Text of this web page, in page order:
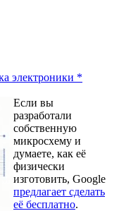
электроники *
Если вы
разработали
собственную
микросхему и
думаете, как её
физически
изготовить, Google
предлагает сделать
её бесплатно.